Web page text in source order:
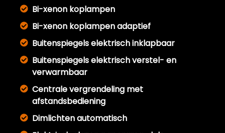
Bi-xenon koplampen
Bi-xenon koplampen adaptief
Buitenspiegels elektrisch inklapbaar
Buitenspiegels elektrisch verstel- en
verwarmbaar
Centrale vergrendeling met
afstandsbediening
Dimlichten automatisch